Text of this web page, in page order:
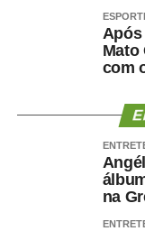
Queimados
abertas para
A unidade dispõe
Hospital Dia,
estrutura completa
Nos últimos
de procedimentos
Após
Mato
com
na